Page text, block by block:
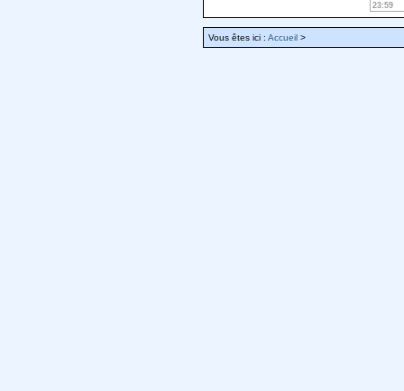
23:59
Vous êtes ici : Accueil >